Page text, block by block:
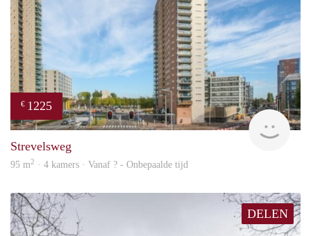
€ 1225
rent
Strevelsweg
95 m2 · 4 kamers · Vanaf ? - Onbepaalde tijd
DELEN